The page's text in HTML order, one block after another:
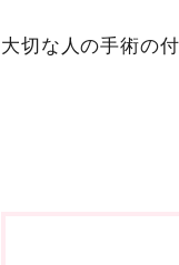
大切な人の手術の